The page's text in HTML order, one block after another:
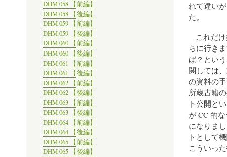
れて違い
た。
これだ
ちに行き
ば？とい
関しては
の資料の
所蔵古籍
ト公開と
が CC 的
になりま
トとして
こういっ
DHM 058 【前編】
DHM 058 【後編】
DHM 059 【前編】
DHM 059 【後編】
DHM 060 【前編】
DHM 060 【後編】
DHM 061 【前編】
DHM 061 【後編】
DHM 062 【前編】
DHM 062 【後編】
DHM 063 【前編】
DHM 063 【後編】
DHM 064 【前編】
DHM 064 【後編】
DHM 065 【前編】
DHM 065 【後編】